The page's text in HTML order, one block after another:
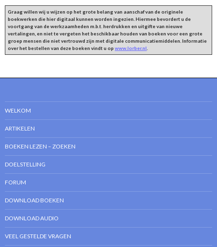
Graag willen wij u wijzen op het grote belang van aanschaf van de originele
boekwerken die hier digitaal kunnen worden ingezien. Hiermee bevordert u de
voortgang van de werkzaamheden m.b.t. herdrukken en uitgifte van nieuwe
vertalingen, en niet te vergeten het beschikbaar houden van boeken voor een grote
groep mensen die niet vertrouwd zijn met digitale communicatiemiddelen. Informatie
over het bestellen van deze boeken vindt u op www.lorber.nl
WELKOM
ARTIKELEN
BOEKEN LEZEN – ZOEKEN
DOELSTELLING
FORUM
DOWNLOAD BOEKEN
DOWNLOAD AUDIO
VEEL GESTELDE VRAGEN